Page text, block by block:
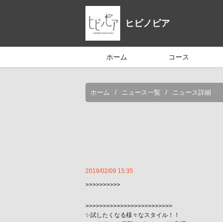
ヒビノビア
ホーム コース
ホーム ニュース一覧 ニュース詳細
2019/02/09 15:35
>>>>>>>>>>
>>>>>>>>>>>>>>>>>>>>>>>>>
✨試したくなる様々なスタイル！！